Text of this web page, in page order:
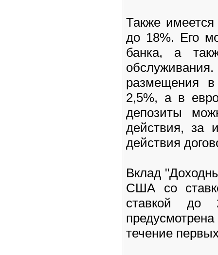
Также
до 18%. Его
банка, а
размещения
2,5%, а в
депозиты
действия, за
действия
Вклад
США со
ставкой до
течение